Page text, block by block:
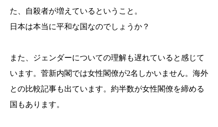
た、自殺者が増えているということ。
日本は本当に平和な国なのでしょうか？
また、ジェンダーについての理解も遅れていると感じて
います。菅新内閣では女性閣僚が2名しかいません。海外
との比較記事も出ています。約半数が女性閣僚を締める
国もあります。